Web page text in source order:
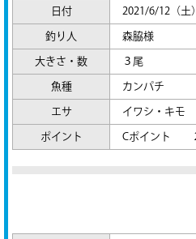
日付 2021/6/12（土）
釣り人 森脇様
大きさ・数 ３尾
魚種 カンパチ
エサ イワシ・キモ
ポイント Cポイント